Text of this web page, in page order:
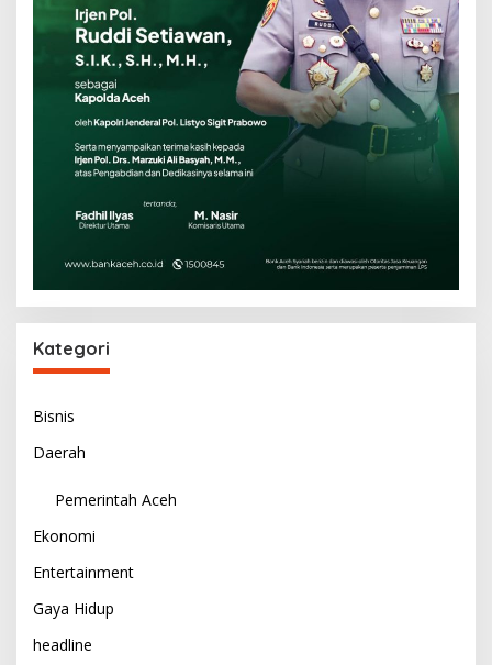
Kategori
Bisnis
Daerah
Pemerintah Aceh
Ekonomi
Entertainment
Gaya Hidup
headline